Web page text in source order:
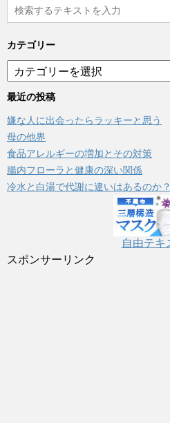
カテゴリー
テ
ゴ
ー
最近の投稿
嫌な人に出会ったらラッキーと思う
母の他界
食品アレルギーの増加とその対策
腸内フローラと健康の深い関係
冷水と白湯で代謝に違いはあるのか？
自由テキ
スポンサーリンク